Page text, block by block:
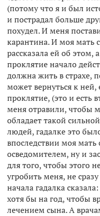
(потому что я и был
и пострадал больше
похудел. И меня
карантина. И моя мать
рассказала ей об этом,
проклятие начало
должна жить в страхе,
может вернуться к ней,
проклятие, (это и есть
меня отравили, чтобы
обладает такой
людей, гадалке это
впоследствии моя мать
осведомителем, ну и
для того, чтобы этого
угробить меня, не
начала гадалка
хотя бы на год, чтобы
лечением сына. А